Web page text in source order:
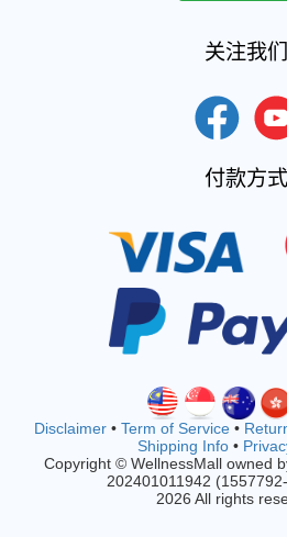
关注我们
付款方式
Disclaimer • Term of Service •
Shipping Info •
Copyright © WellnessMall owned
202401011942
2026 All rights